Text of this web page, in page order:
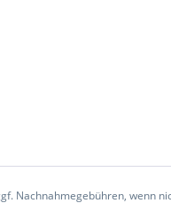
Nachnahmegebühren, wenn